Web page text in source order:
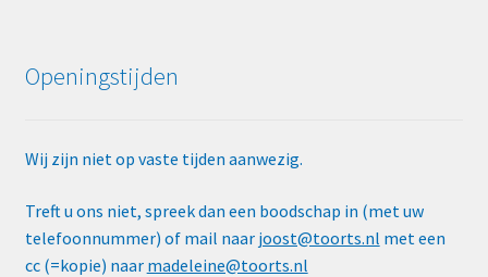
Openingstijden
Wij zijn niet op vaste tijden aanwezig.
Treft u ons niet, spreek dan een boodschap in (met uw
telefoonnummer) of mail naar joost@toorts.nl met een
cc (=kopie) naar madeleine@toorts.nl